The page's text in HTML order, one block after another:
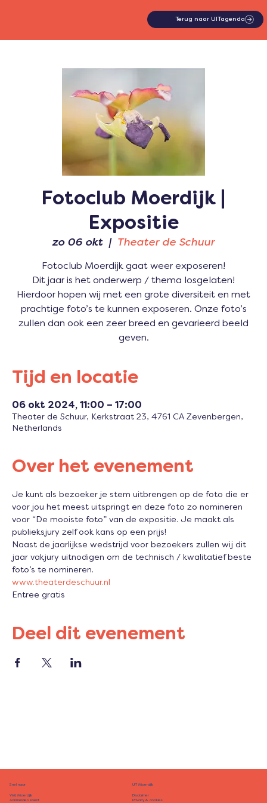
Terug naar UITagenda
Fotoclub Moerdijk |
Expositie
zo 06 okt
  |
Theater de Schuur
Fotoclub Moerdijk gaat weer exposeren!
Dit jaar is het onderwerp / thema losgelaten!
Hierdoor hopen wij met een grote diversiteit en met
prachtige foto’s te kunnen exposeren. Onze foto’s
zullen dan ook een zeer breed en gevarieerd beeld
geven.
Tijd en locatie
06 okt 2024, 11:00 – 17:00
Theater de Schuur, Kerkstraat 23, 4761 CA Zevenbergen,
Netherlands
Over het evenement
Je kunt als bezoeker je stem uitbrengen op de foto die er
voor jou het meest uitspringt en deze foto zo nomineren
voor “De mooiste foto” van de expositie. Je maakt als
publieksjury zelf ook kans op een prijs!
Naast de jaarlijkse wedstrijd voor bezoekers zullen wij dit
jaar vakjury uitnodigen om de technisch / kwalitatief beste
foto’s te nomineren.
www.theaterdeschuur.nl
Entree gratis
Deel dit evenement
Snel naar
Visit Moerdijk
Aanmelden event
UIT Moerdijk
Disclaimer
Privacy & cookies